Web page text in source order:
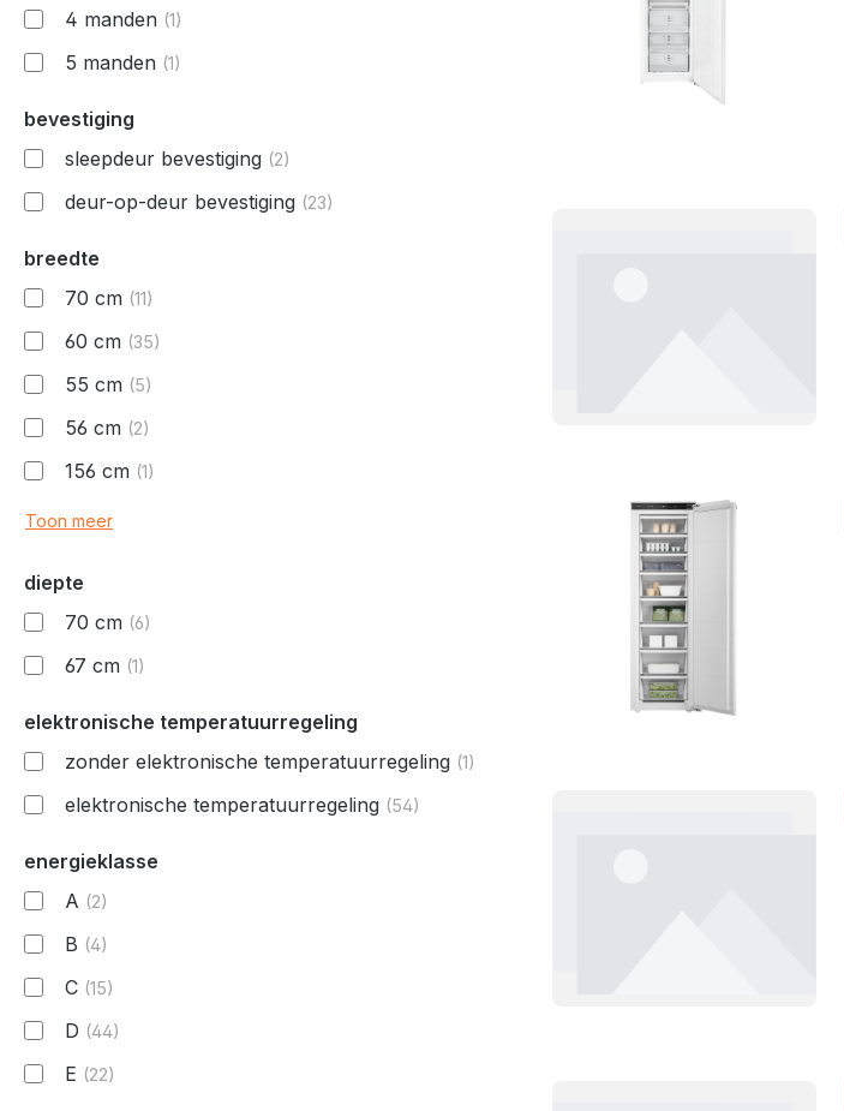
4 manden (1)
5 manden (1)
bevestiging
sleepdeur bevestiging (2)
deur-op-deur bevestiging (23)
breedte
70 cm (11)
60 cm (35)
55 cm (5)
56 cm (2)
156 cm (1)
Toon meer
diepte
70 cm (6)
67 cm (1)
elektronische temperatuurregeling
zonder elektronische temperatuurregeling (1)
elektronische temperatuurregeling (54)
energieklasse
A (2)
B (4)
C (15)
D (44)
E (22)